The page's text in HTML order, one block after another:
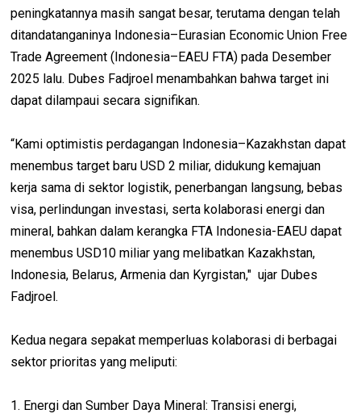
peningkatannya masih sangat besar, terutama dengan telah
ditandatanganinya Indonesia–Eurasian Economic Union Free
Trade Agreement (Indonesia–EAEU FTA) pada Desember
2025 lalu. Dubes Fadjroel menambahkan bahwa target ini
dapat dilampaui secara signifikan.
“Kami optimistis perdagangan Indonesia–Kazakhstan dapat
menembus target baru USD 2 miliar, didukung kemajuan
kerja sama di sektor logistik, penerbangan langsung, bebas
visa, perlindungan investasi, serta kolaborasi energi dan
mineral, bahkan dalam kerangka FTA Indonesia-EAEU dapat
menembus USD10 miliar yang melibatkan Kazakhstan,
Indonesia, Belarus, Armenia dan Kyrgistan," ujar Dubes
Fadjroel.
Kedua negara sepakat memperluas kolaborasi di berbagai
sektor prioritas yang meliputi:
1. Energi dan Sumber Daya Mineral: Transisi energi,